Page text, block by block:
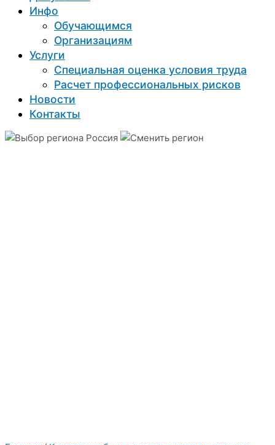
Инфо
Обучающимся
Организациям
Услуги
Специальная оценка условия труда
Расчет профессиональных рисков
Новости
Контакты
Россия